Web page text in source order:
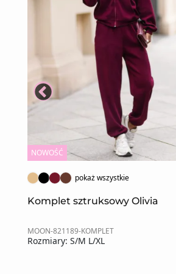
NOWOŚĆ
pokaż wszystkie
Komplet sztruksowy Olivia
MOON-821189-KOMPLET
Rozmiary: S/M L/XL